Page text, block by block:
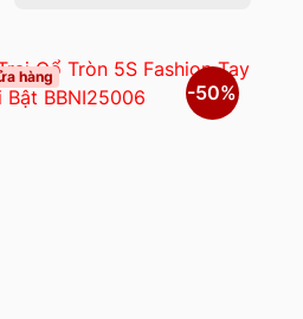
hàng
-50%